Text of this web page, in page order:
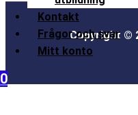
Kontakt
Frågor och svar
Mitt konto
0
Copyright ©